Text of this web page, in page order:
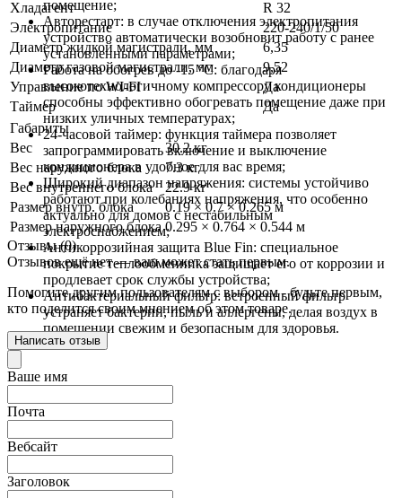
помещение;
Авторестарт: в случае отключения электропитания
устройство автоматически возобновит работу с ранее
установленными параметрами;
Работа на обогрев до -15 °C: благодаря
высокотехнологичному компрессору кондиционеры
способны эффективно обогревать помещение даже при
низких уличных температурах;
24-часовой таймер: функция таймера позволяет
запрограммировать включение и выключение
кондиционера в удобное для вас время;
Широкий диапазон напряжения: системы устойчиво
работают при колебаниях напряжения, что особенно
актуально для домов с нестабильным
электроснабжением;
Антикоррозийная защита Blue Fin: специальное
покрытие теплообменника защищает его от коррозии и
продлевает срок службы устройства;
Антибактериальный фильтр: встроенный фильтр
устраняет бактерии, пыль и аллергены, делая воздух в
помещении свежим и безопасным для здоровья.
Хладагент
R 32
Электропитание
220-240/1/50
Диаметр жидкой магистрали, мм
6,35
Диаметр газовой магистрали, мм
9,52
Управление по WI-FI
Да
Таймер
Да
Габариты
Вес
30.2 кг
Вес наружного блока
7.3 кг
Вес внутреннего блока
22.9 кг
Размер внутр. блока
0.19 × 0.7 × 0.265 м
Размер наружного блока 0.295 × 0.764 × 0.544 м
Отзывы (0)
Отзывов ещё нет — ваш может стать первым.
Помогите другим пользователям с выбором - будьте первым,
кто поделится своим мнением об этом товаре.
Написать отзыв
Ваше имя
Почта
Вебсайт
Заголовок